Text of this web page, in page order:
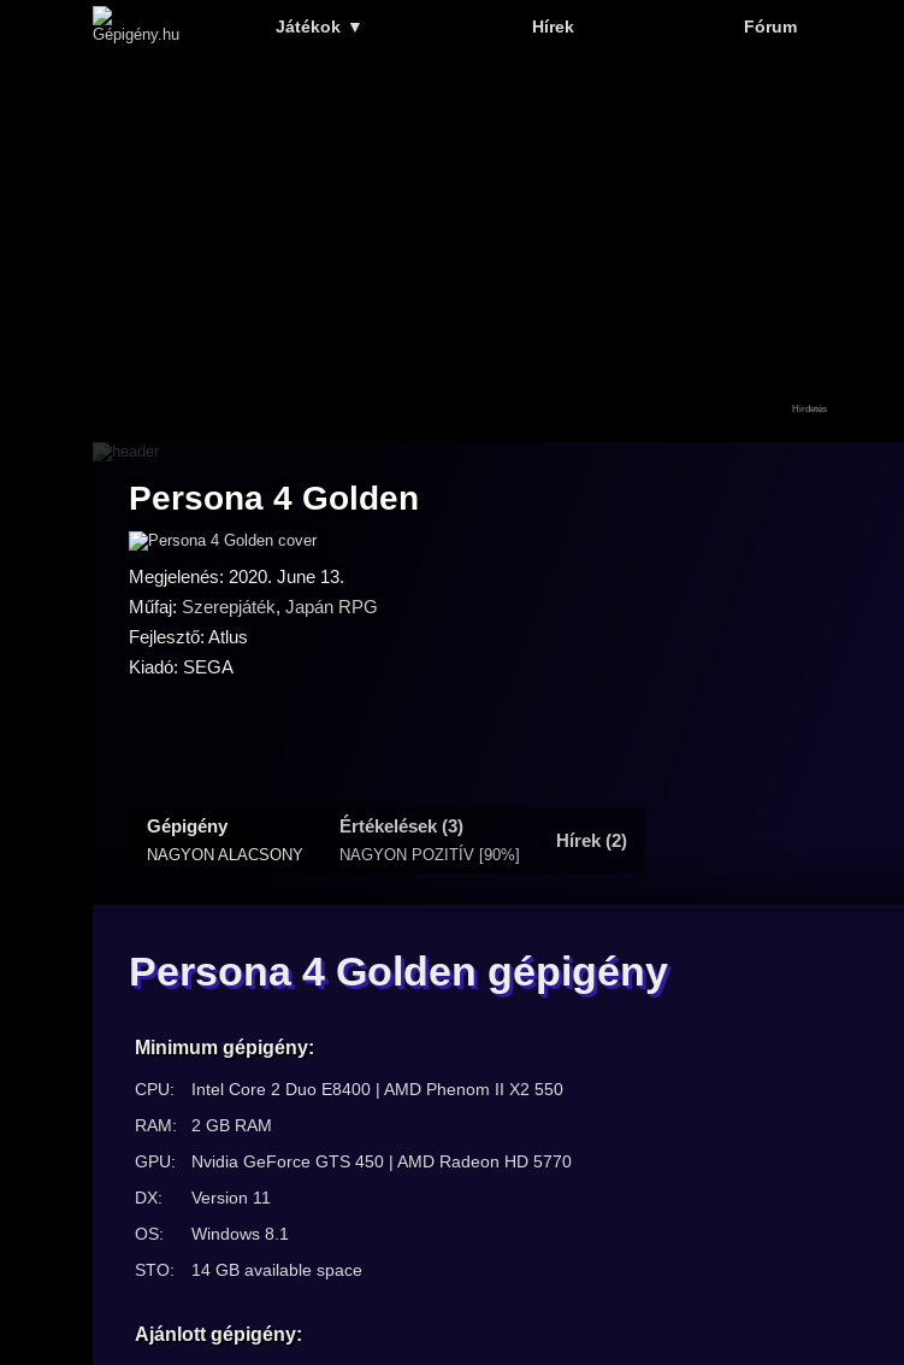
Játékok ▼ Hírek Fórum
Persona 4 Golden
Megjelenés: 2020. June 13.
Műfaj: Szerepjáték, Japán RPG
Fejlesztő: Atlus
Kiadó: SEGA
Gépigény
NAGYON ALACSONY
Értékelések (3)
NAGYON POZITÍV [90%]
Hírek (2)
Persona 4 Golden gépigény
Minimum gépigény:
CPU:
Intel Core 2 Duo E8400 | AMD Phenom II X2 550
RAM:
2 GB RAM
GPU:
Nvidia GeForce GTS 450 | AMD Radeon HD 5770
DX:
Version 11
OS:
Windows 8.1
STO:
14 GB available space
Ajánlott gépigény: